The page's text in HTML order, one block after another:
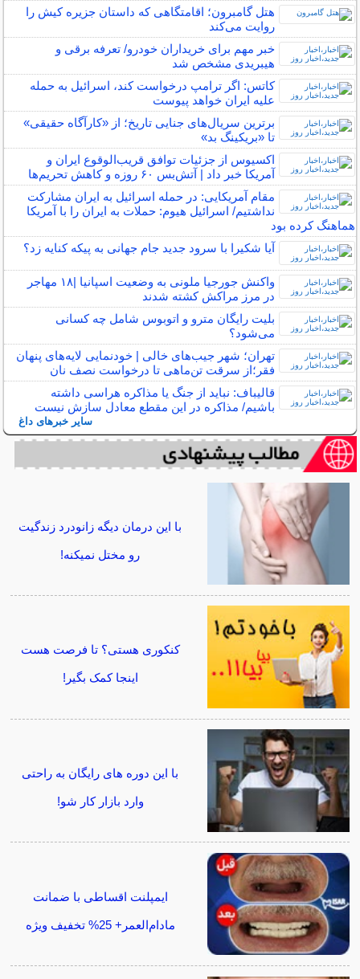
هتل گامبرون؛ اقامتگاهی که داستان جزیره کیش را
روایت می‌کند
خبر مهم برای خریداران خودرو/ تعرفه برقی و
هیبریدی مشخص شد
کاتس: اگر ترامپ درخواست کند، اسرائیل به حمله
علیه ایران خواهد پیوست
برترین سریال‌های جنایی تاریخ؛ از «کارآگاه حقیقی»
تا «بریکینگ بد»
اکسیوس از جزئیات توافق قریب‌الوقوع ایران و
آمریکا خبر داد | آتش‌بس ۶۰ روزه و کاهش تحریم‌ها
مقام آمریکایی: در حمله اسرائیل به ایران مشارکت
نداشتیم/ اسرائیل هیوم: حملات به ایران را با آمریکا
هماهنگ کرده بود
آیا شکیرا با سرود جدید جام جهانی به پیکه کنایه زد؟
واکنش جورجیا ملونی به وضعیت اسپانیا |۱۸ مهاجر
در مرز مراکش کشته شدند
بلیت رایگان مترو و اتوبوس شامل چه کسانی
می‌شود؟
تهران؛ شهر جیب‌های خالی | خودنمایی لایه‌های پنهان
فقر؛از سرقت تن‌ماهی تا درخواست نصف نان
قالیباف: نباید از جنگ یا مذاکره هراسی داشته
باشیم/ مذاکره در این مقطع معادل سازش نیست
سایر خبرهای داغ
با این درمان دیگه زانودرد زندگیت
رو مختل نمیکنه!
کنکوری هستی؟ تا فرصت هست
اینجا کمک بگیر!
با این دوره های رایگان به راحتی
وارد بازار کار شو!
ایمپلنت اقساطی با ضمانت
مادام‌العمر+ 25% تخفیف ویژه